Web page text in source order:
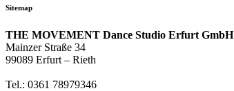
Sitemap
THE MOVEMENT Dance Studio Erfurt GmbH
Mainzer Straße 34
99089 Erfurt – Rieth
Tel.: 0361 78979346